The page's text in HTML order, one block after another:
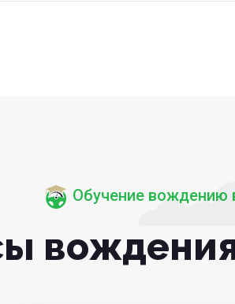
Обучение вождению